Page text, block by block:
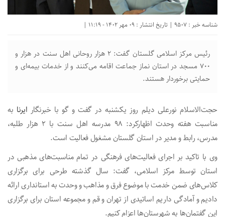
شناسه خبر : 9507 | تاریخ انتشار : 09 مهر 1402 - 11:19 |
رئیس مرکز اسلامی گلستان گفت: ۲ هزار روحانی اهل سنت در هزار و
۷۰۰ مسجد در استان نماز جماعت اقامه می‌‍‌کنند و از خدمات بیمه‌ای و
حمایتی برخوردار هستند.
حجت‌الاسلام نورعلی دیلم روز یکشنبه در گفت و گو با خبرنگار ایرنا به
مناسبت هفته وحدت اظهارکرد: ۹۸ مدرسه اهل سنت با ۲ هزار طلبه،
مدرس، رابط و مدیر در استان گلستان مشغول فعالیت است.
وی با تاکید بر اجرای فعالیت‌های فرهنگی در تمام مناسبت‌های مذهبی در
استان توسط مرکز اسلامی، گفت: سال گذشته طرحی برای برگزاری
کلاس‌های ضمن خدمت با موضوع فرق و مذاهب و وحدت به استانداری ارائه
دادیم و آمادگی داریم اساتیدی از تهران و قم و مجموعه استان برای برگزاری
این گفتمان‌ها به شهرستان‌ها اعزام کنیم.